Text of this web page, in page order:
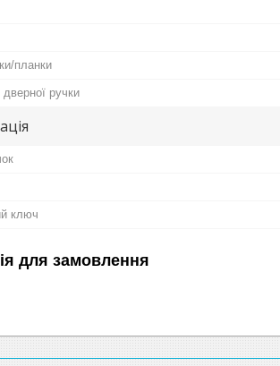
планки
ручки
ключ
для замовлення